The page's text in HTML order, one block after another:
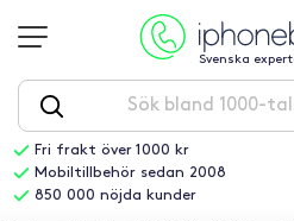
Svenska
Fri frakt över 1000 kr
Mobiltillbehör sedan 2008
850 000 nöjda kunder